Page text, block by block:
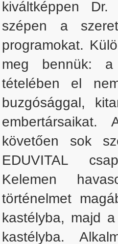
kiváltképpen Dr.
szépen a
programokat.
meg bennük:
tételében el
buzgósággal,
embertársaikat.
követően sok
EDUVITAL
Kelemen
történelmet
kastélyba, majd
kastélyba.